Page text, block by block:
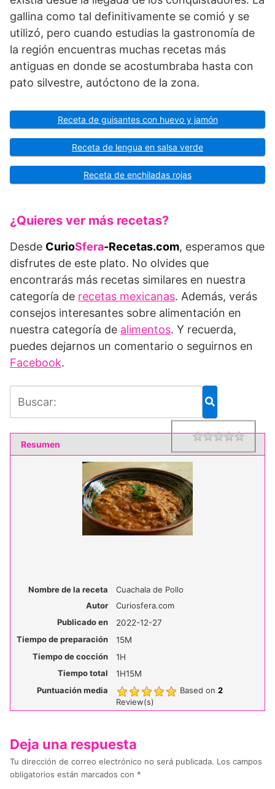
gallina como tal definitivamente se comió y se
utilizó, pero cuando estudias la gastronomía de
la región encuentras muchas recetas más
antiguas en donde se acostumbraba hasta con
pato silvestre, autóctono de la zona.
Receta de guisantes con huevo y jamón
Receta de lengua en salsa verde
Receta de enchiladas rojas
¿Quieres ver más recetas?
Desde CurioSfera-Recetas.com, esperamos que
disfrutes de este plato. No olvides que
encontrarás más recetas similares en nuestra
categoría de recetas mexicanas. Además, verás
consejos interesantes sobre alimentación en
nuestra categoría de alimentos. Y recuerda,
puedes dejarnos un comentario o seguirnos en
Facebook.
Resumen Rating
Nombre de la receta
Cuachala de Pollo
Autor
Curiosfera.com
Publicado en
2022-12-27
Tiempo de preparación
15M
Tiempo de cocción
1H
Tiempo total
1H15M
Puntuación media
Based on2
Review(s)
Deja una respuesta
Tu dirección de correo electrónico no será publicada. Los campos
obligatorios están marcados con *